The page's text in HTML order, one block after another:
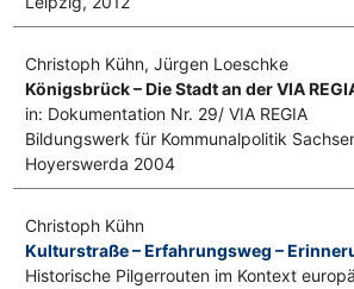
Christoph Kühn, Jürgen Loeschke
Königsbrück – Die Stadt an der VIA
in: Dokumentation Nr. 29/ VIA REGIA
Bildungswerk für Kommunalpolitik
Hoyerswerda 2004
Christoph Kühn
Kulturstraße – Erfahrungsweg –
Historische Pilgerrouten im Kontext